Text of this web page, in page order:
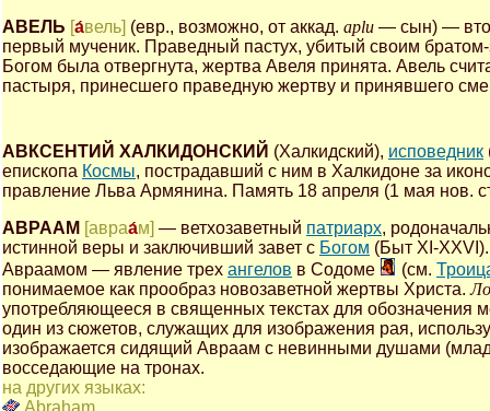
АВЕЛЬ [а́вель] (евр., возможно, от аккад. aplu — сын) —
первый мученик. Праведный пастух, убитый своим
Богом была отвергнута, жертва Авеля принята. Авель
пастыря, принесшего праведную жертву и принявшего
АВКСЕНТИЙ ХАЛКИДОНСКИЙ (Халкидский), исповедник
епископа Космы, пострадавший с ним в Халкидоне за
правление Льва Армянина. Память 18 апреля (1 мая нов.
АВРААМ [авраа́м] — ветхозаветный патриарх,
истинной веры и заключивший завет с Богом (Быт XI-
Авраамом — явление трех ангелов в Содоме (см.
понимаемое как прообраз новозаветной жертвы Христа.
употребляющееся в священных текстах для обозначения
один из сюжетов, служащих для изображения рая,
изображается сидящий Авраам с невинными душами
восседающие на тронах.
на других языках:
Abraham